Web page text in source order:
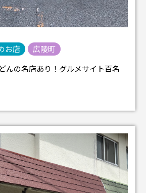
お店
広陵町
んの名店あり！グルメサイト百名